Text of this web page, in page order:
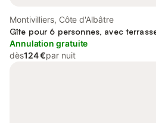
Montivilliers, Côte d'Albâtre
Gîte pour 6 personnes, avec
Annulation gratuite
dès124 €par nuit